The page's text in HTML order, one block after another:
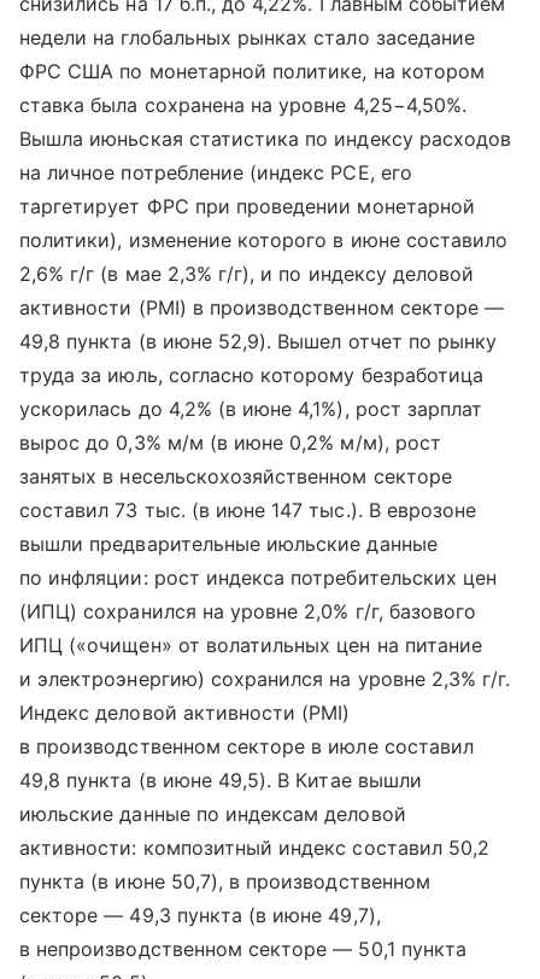
недели на глобальных рынках стало заседание
ФРС США по монетарной политике, на котором
ставка была сохранена на уровне 4,25−4,50%.
Вышла июньская статистика по индексу расходов
на личное потребление (индекс PCE, его
таргетирует ФРС при проведении монетарной
политики), изменение которого в июне составило
2,6% г/г (в мае 2,3% г/г), и по индексу деловой
активности (PMI) в производственном секторе —
49,8 пункта (в июне 52,9). Вышел отчет по рынку
труда за июль, согласно которому безработица
ускорилась до 4,2% (в июне 4,1%), рост зарплат
вырос до 0,3% м/м (в июне 0,2% м/м), рост
занятых в несельскохозяйственном секторе
составил 73 тыс. (в июне 147 тыс.). В еврозоне
вышли предварительные июльские данные
по инфляции: рост индекса потребительских цен
(ИПЦ) сохранился на уровне 2,0% г/г, базового
ИПЦ («очищен» от волатильных цен на питание
и электроэнергию) сохранился на уровне 2,3% г/г.
Индекс деловой активности (PMI)
в производственном секторе в июле составил
49,8 пункта (в июне 49,5). В Китае вышли
июльские данные по индексам деловой
активности: композитный индекс составил 50,2
пункта (в июне 50,7), в производственном
секторе — 49,3 пункта (в июне 49,7),
в непроизводственном секторе — 50,1 пункта